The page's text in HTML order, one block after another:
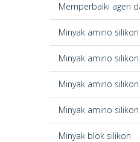
Memperbaiki agen
Minyak amino silikon
Minyak amino silikon
Minyak amino silikon
Minyak amino silikon
Minyak blok silikon